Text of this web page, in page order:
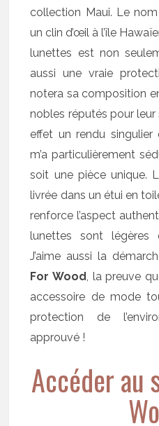
collection Maui. Le
un clin d’œil à l’île
lunettes est non
aussi une vraie
notera sa composition
nobles réputés pour
effet un rendu
m’a particulièrement
soit une pièce unique.
livrée dans un étui en
renforce l’aspect
lunettes sont légères
J’aime aussi la
For Wood, la preuve
accessoire de mode
protection de
approuvé !
Accéder au